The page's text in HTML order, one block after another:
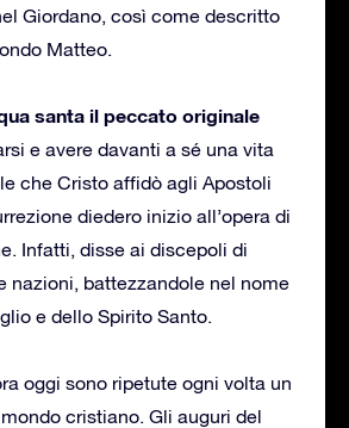
Giordano, così come descritto
Matteo.
santa il peccato originale
e avere davanti a sé una vita
che Cristo affidò agli Apostoli
diedero inizio all’opera di
Infatti, disse ai discepoli di
nazioni, battezzandole nel nome
e dello Spirito Santo.
oggi sono ripetute ogni volta un
cristiano. Gli auguri del